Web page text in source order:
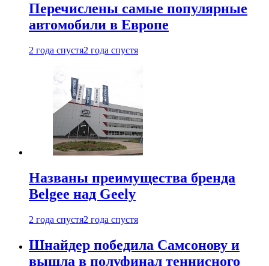
Перечислены самые популярные
автомобили в Европе
2 года спустя2 года спустя
Названы преимущества бренда
Belgee над Geely
2 года спустя2 года спустя
Шнайдер победила Самсонову и
вышла в полуфинал теннисного